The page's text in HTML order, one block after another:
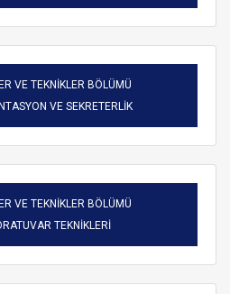
VE TEKNİKLER BÖLÜMÜ
VE SEKRETERLİK
VE TEKNİKLER BÖLÜMÜ
TEKNİKLERİ